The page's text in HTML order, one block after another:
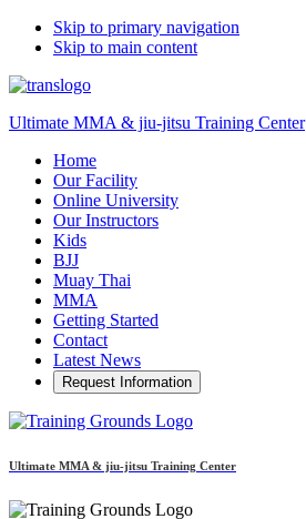
Skip to primary navigation
Skip to main content
Ultimate MMA & jiu-jitsu Training Center
Home
Our Facility
Online University
Our Instructors
Kids
BJJ
Muay Thai
MMA
Getting Started
Contact
Latest News
Request Information
Ultimate MMA & jiu-jitsu Training Center